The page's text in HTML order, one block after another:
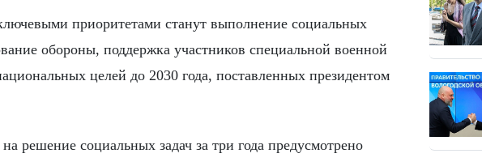
обороны, поддержка участников специальной военной
целей до 2030 года, поставленных президентом
социальных задач за три года предусмотрено